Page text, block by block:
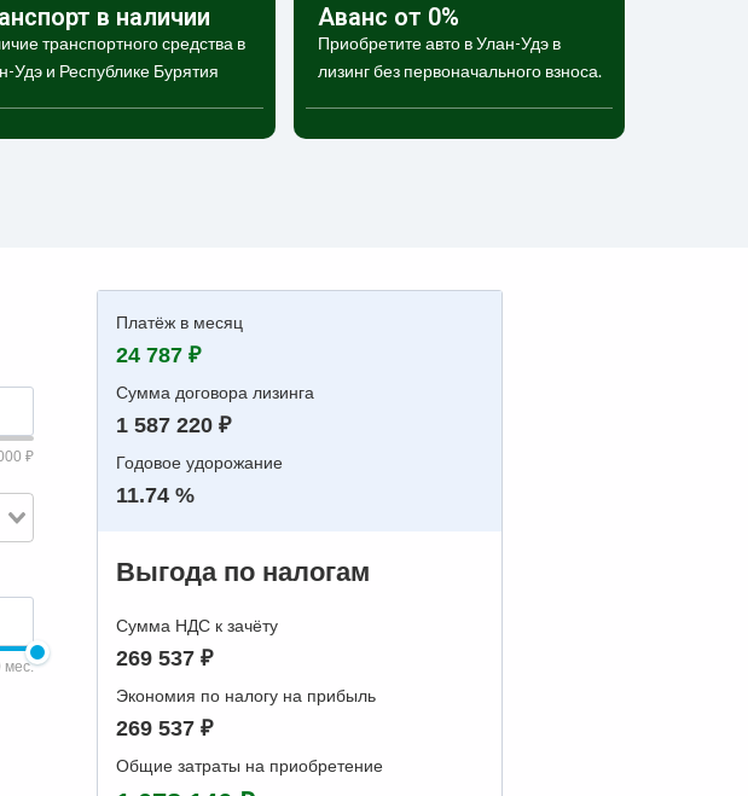
в наличии
транспортного средства в
Удэ и Республике Бурятия
Аванс от 0%
Приобретите авто в Улан-Удэ в
лизинг без первоначального взноса.
₽
мес.
Платёж в месяц
24 787 ₽
Сумма договора лизинга
1 587 220 ₽
Годовое удорожание
11.74 %
Выгода по налогам
Сумма НДС к зачёту
269 537 ₽
Экономия по налогу на прибыль
269 537 ₽
Общие затраты на приобретение